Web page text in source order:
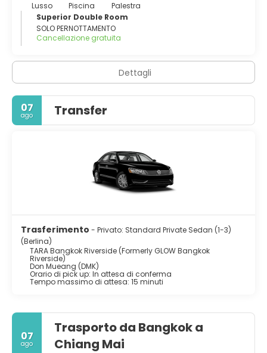
Lusso Piscina
Palestra
Superior Double Room
SOLO PERNOTTAMENTO
Cancellazione gratuita
Dettagli
07
ago Transfer
Trasferimento - Privato: Standard Private Sedan (1-3)
(Berlina)
TARA Bangkok Riverside (Formerly GLOW Bangkok
Riverside)
Don Mueang (DMK)
Orario di pick up: In attesa di conferma
Tempo massimo di attesa: 15 minuti
07
ago
Trasporto da Bangkok a
Chiang Mai